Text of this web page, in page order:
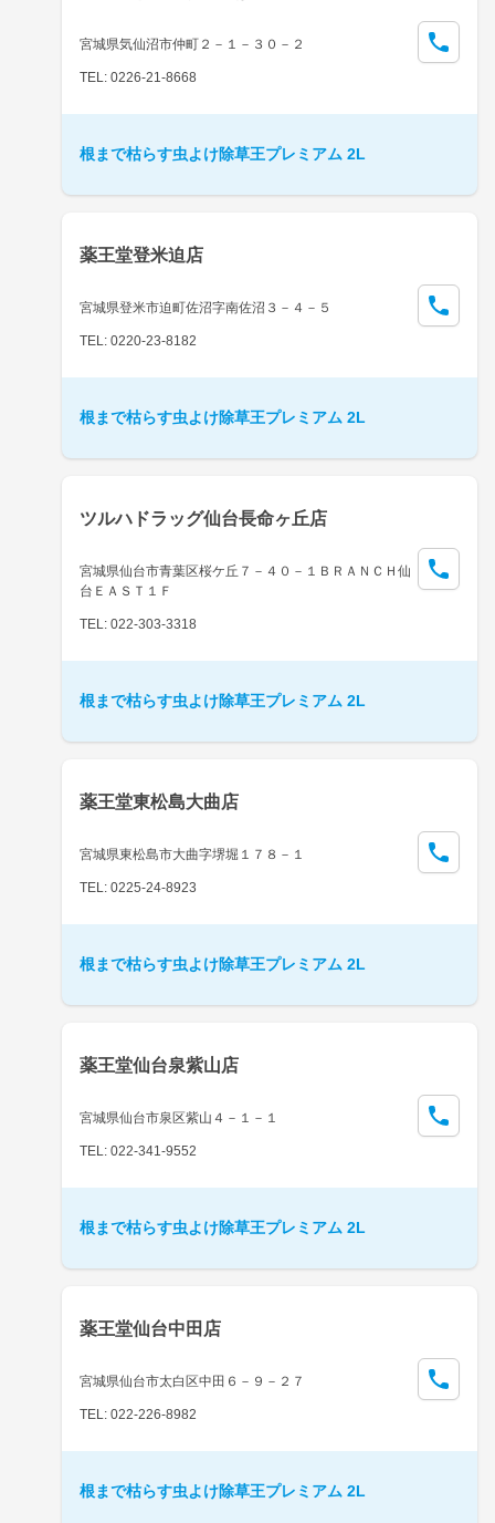
宮城県気仙沼市仲町２－１－３０－２
TEL: 0226-21-8668
根まで枯らす虫よけ除草王プレミアム 2L
薬王堂登米迫店
宮城県登米市迫町佐沼字南佐沼３－４－５
TEL: 0220-23-8182
根まで枯らす虫よけ除草王プレミアム 2L
ツルハドラッグ仙台長命ヶ丘店
宮城県仙台市青葉区桜ケ丘７－４０－１ＢＲＡＮＣＨ仙
台ＥＡＳＴ１Ｆ
TEL: 022-303-3318
根まで枯らす虫よけ除草王プレミアム 2L
薬王堂東松島大曲店
宮城県東松島市大曲字堺堀１７８－１
TEL: 0225-24-8923
根まで枯らす虫よけ除草王プレミアム 2L
薬王堂仙台泉紫山店
宮城県仙台市泉区紫山４－１－１
TEL: 022-341-9552
根まで枯らす虫よけ除草王プレミアム 2L
薬王堂仙台中田店
宮城県仙台市太白区中田６－９－２７
TEL: 022-226-8982
根まで枯らす虫よけ除草王プレミアム 2L